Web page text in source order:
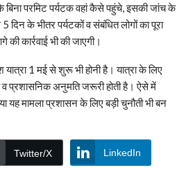
बिना परमिट पर्यटक वहां कैसे पहुंचे, इसकी जांच के
दिन के भीतर पर्यटकों व संबंधित लोगों का पूरा
कार्रवाई भी की जाएगी।
1 मई से शुरू भी होनी है। यात्रा के लिए
प्रशासनिक अनुमति जरूरी होती है। ऐसे में
यह मामला प्रशासन के लिए बड़ी चुनौती भी बन
Twitter/X LinkedIn